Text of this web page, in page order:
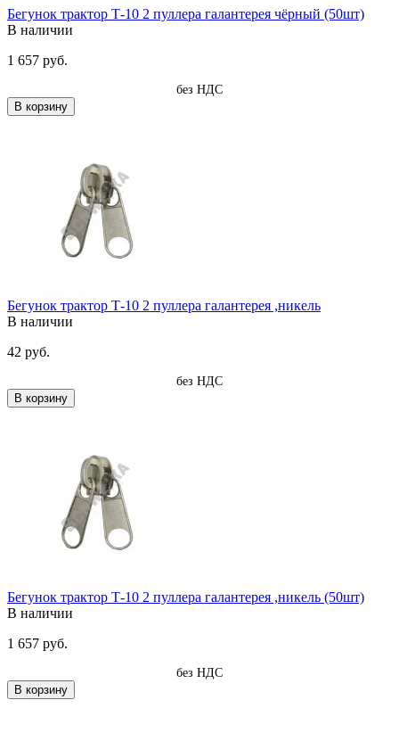
Бегунок трактор Т-10 2 пуллера галантерея чёрный (50шт)
В наличии
1 657 руб.
без НДС
В корзину
Бегунок трактор Т-10 2 пуллера галантерея ,никель
В наличии
42 руб.
без НДС
В корзину
Бегунок трактор Т-10 2 пуллера галантерея ,никель (50шт)
В наличии
1 657 руб.
без НДС
В корзину